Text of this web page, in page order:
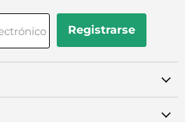
Registrarse